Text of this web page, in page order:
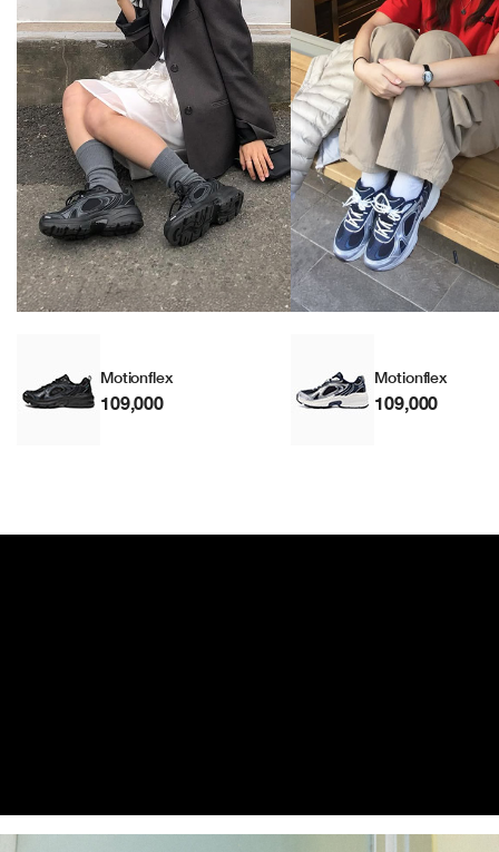
Motionflex
109,000
Motionflex
109,000